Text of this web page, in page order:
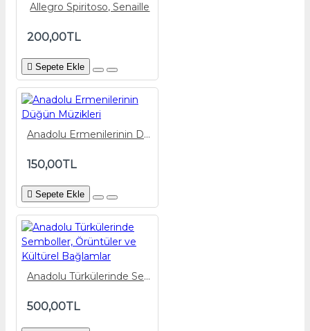
Allegro Spiritoso, Senaille
200,00TL
Sepete Ekle
Anadolu Ermenilerinin Düğün Müzikleri
150,00TL
Sepete Ekle
Anadolu Türkülerinde Semboller, Örüntüler ve Kültürel Bağlamlar
500,00TL